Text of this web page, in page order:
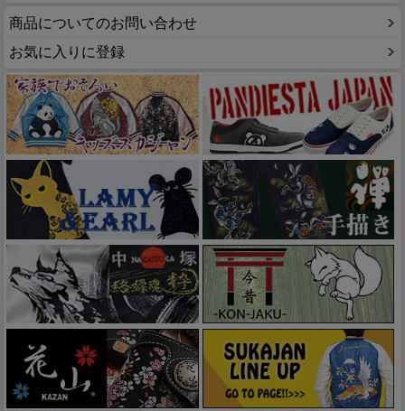
商品についてのお問い合わせ
お気に入りに登録